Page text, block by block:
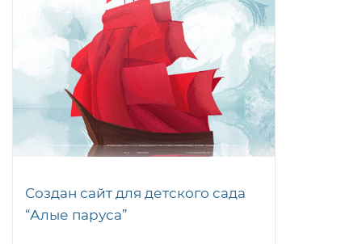
Создан сайт для детского сада
“Алые паруса”